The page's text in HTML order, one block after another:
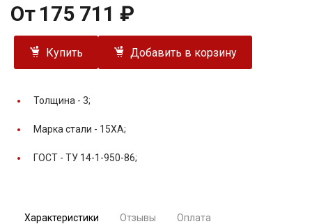
От 175 711 ₽
Купить Добавить в корзину
Толщина - 3;
Марка стали - 15ХА;
ГОСТ - ТУ 14-1-950-86;
Характеристики Отзывы Оплата